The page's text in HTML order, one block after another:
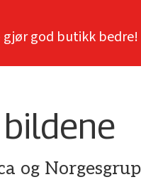
god butikk bedre!
og